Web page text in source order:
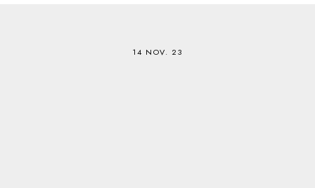
14 NOV. 23